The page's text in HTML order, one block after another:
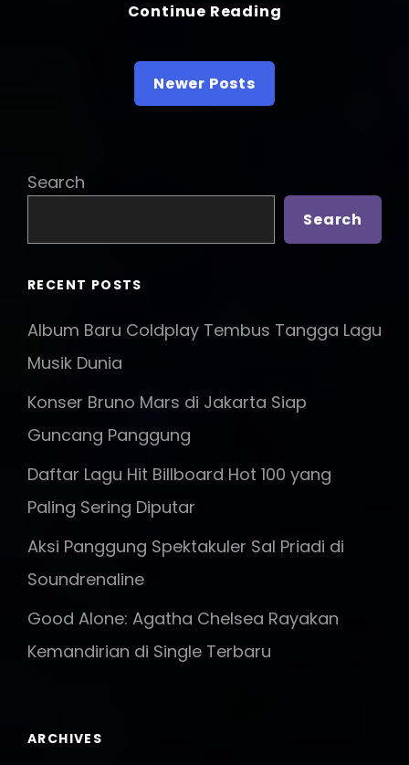
Continue Reading
Serentak
Monas
navigation
Newer Posts
Search
Search
RECENT POSTS
Album Baru Coldplay Tembus Tangga Lagu
Musik Dunia
Konser Bruno Mars di Jakarta Siap
Guncang Panggung
Daftar Lagu Hit Billboard Hot 100 yang
Paling Sering Diputar
Aksi Panggung Spektakuler Sal Priadi di
Soundrenaline
Good Alone: Agatha Chelsea Rayakan
Kemandirian di Single Terbaru
ARCHIVES